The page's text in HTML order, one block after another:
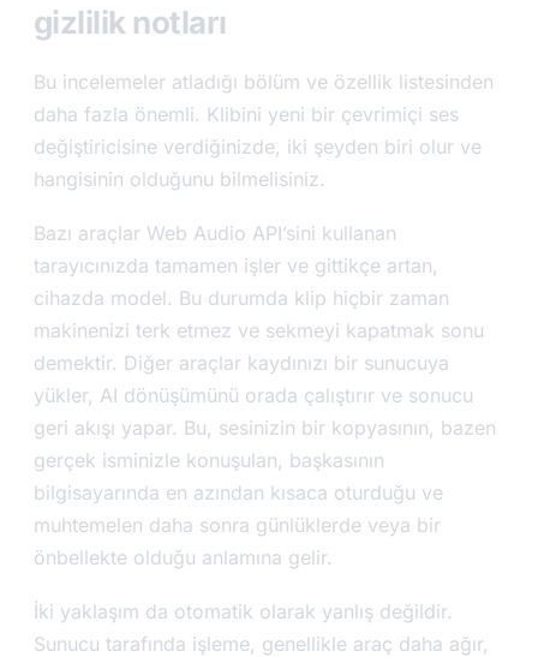
gizlilik notları
Bu incelemeler atladığı bölüm ve özellik listesinden
daha fazla önemli. Klibini yeni bir çevrimiçi ses
değiştiricisine verdiğinizde, iki şeyden biri olur ve
hangisinin olduğunu bilmelisiniz.
Bazı araçlar Web Audio API’sini kullanan
tarayıcınızda tamamen işler ve gittikçe artan,
cihazda model. Bu durumda klip hiçbir zaman
makinenizi terk etmez ve sekmeyi kapatmak sonu
demektir. Diğer araçlar kaydınızı bir sunucuya
yükler, AI dönüşümünü orada çalıştırır ve sonucu
geri akışı yapar. Bu, sesinizin bir kopyasının, bazen
gerçek isminizle konuşulan, başkasının
bilgisayarında en azından kısaca oturduğu ve
muhtemelen daha sonra günlüklerde veya bir
önbellekte olduğu anlamına gelir.
İki yaklaşım da otomatik olarak yanlış değildir.
Sunucu tarafında işleme, genellikle araç daha ağır,